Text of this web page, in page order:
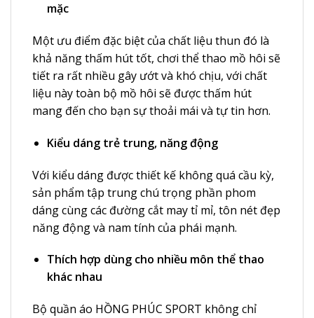
mặc
Một ưu điểm đặc biệt của chất liệu thun đó là
khả năng thấm hút tốt, chơi thể thao mồ hôi sẽ
tiết ra rất nhiều gây ướt và khó chịu, với chất
liệu này toàn bộ mồ hôi sẽ được thấm hút
mang đến cho bạn sự thoải mái và tự tin hơn.
Kiểu dáng trẻ trung, năng động
Với kiểu dáng được thiết kế không quá cầu kỳ,
sản phẩm tập trung chú trọng phần phom
dáng cùng các đường cắt may tỉ mỉ, tôn nét đẹp
năng động và nam tính của phái mạnh.
Thích hợp dùng cho nhiều môn thể thao
khác nhau
Bộ quần áo HỒNG PHÚC SPORT không chỉ